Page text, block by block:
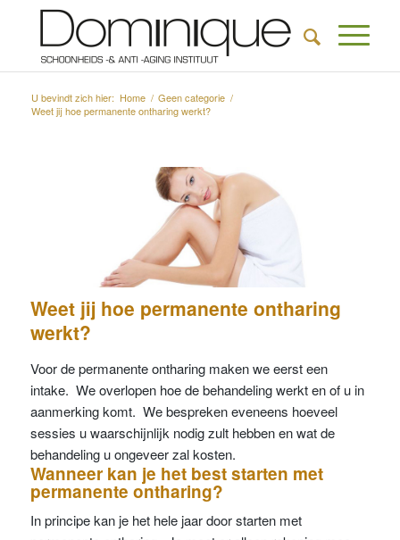
U bevindt zich hier: Home / Geen categorie /
Weet jij hoe permanente ontharing werkt?
Weet jij hoe permanente ontharing
werkt?
Voor de permanente ontharing maken we eerst een
intake. We overlopen hoe de behandeling werkt en of u in
aanmerking komt. We bespreken eveneens hoeveel
sessies u waarschijnlijk nodig zult hebben en wat de
behandeling u ongeveer zal kosten.
Wanneer kan je het best starten met
permanente ontharing?
In principe kan je het hele jaar door starten met